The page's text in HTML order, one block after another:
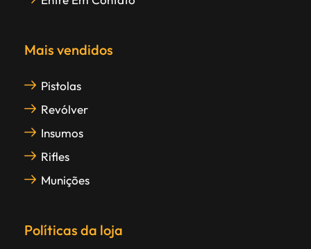
Mais vendidos
Pistolas
Revólver
Insumos
Rifles
Munições
Políticas da loja